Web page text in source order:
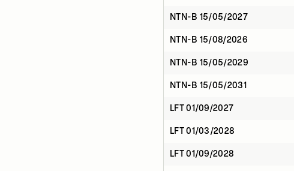
NTN-B 15/05/2027
NTN-B 15/08/2026
NTN-B 15/05/2029
NTN-B 15/05/2031
LFT 01/09/2027
LFT 01/03/2028
LFT 01/09/2028